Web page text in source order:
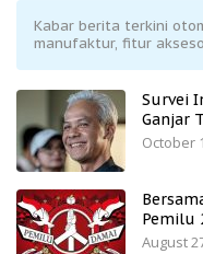
Kabar berita terkini
manufaktur, fitur
Survei
Ganjar
October
Pemilu
August